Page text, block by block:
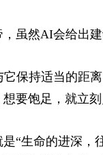
虽然AI会给出
保持适当的距
要饱足，就立
“生命的进深，